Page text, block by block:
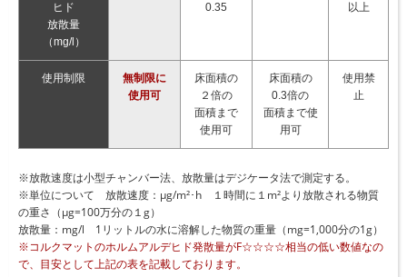
ヒド
放散量
（mg/l）
0.35
以上
使用制限
無制限に
使用可
床面積の
２倍の
面積まで
使用可
床面積の
0.3倍の
面積まで使
用可
使用禁
止
※放散速度は小型チャンバー法、放散量はデジケータ法で測定する。
※単位について 放散速度：μg/m²･h １時間に１m²より放散される物質
の重さ（μg=100万分の１g）
放散量：mg/l 1リットルの水に溶解した物質の重量（mg=1,000分の1g）
※コルクマットのホルムアルデヒド発散量がF☆☆☆☆相当の低い数値なの
で、目安として上記の表を記載しております。